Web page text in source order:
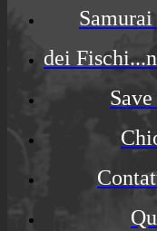
dei